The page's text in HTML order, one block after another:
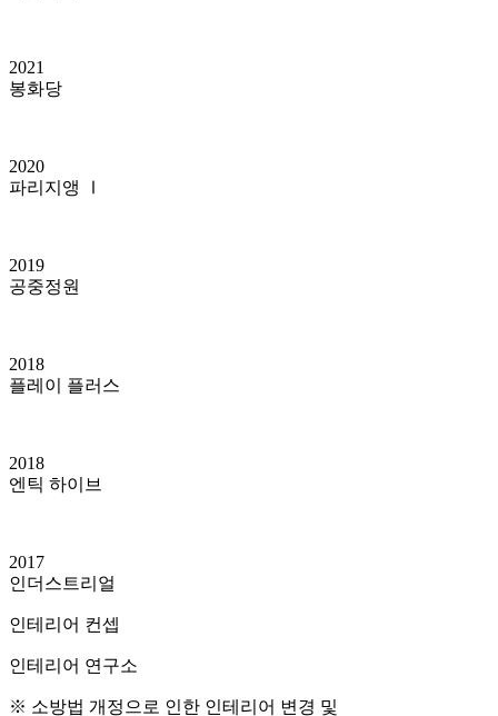
2021
봉화당
2020
파리지앵 Ⅰ
2019
공중정원
2018
플레이 플러스
2018
엔틱 하이브
2017
인더스트리얼
인테리어 컨셉
인테리어 연구소
※ 소방법 개정으로 인한 인테리어 변경 및